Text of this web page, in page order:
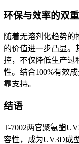
环保与效率的双
随着无溶剂化趋势的
的价值进一步凸显。
控，不仅降低生产过
性。结合100%有效
靠支持。
结语
T-7002两官聚氨酯UV
容性，成为UV3D成